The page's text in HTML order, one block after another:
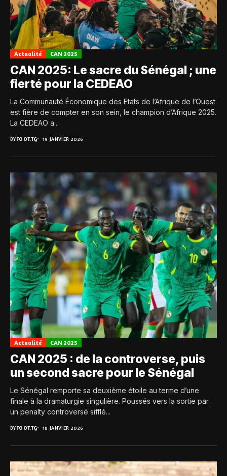
Actualité CAN 2025
CAN 2025: Le sacre du Sénégal ; une
fierté pour la CEDEAO
La Communauté Économique des Etats de l’Afrique de l’Ouest
est fière de compter en son sein, le champion d’Afrique 2025.
La CEDEAO a...
BYFOOT.TG 19 JANVIER 2026
Actualité CAN 2025
CAN 2025 : de la controverse, puis
un second sacre pour le Sénégal
Le Sénégal remporte sa deuxième étoile au terme d’une
finale à la dramaturgie singulière. Poussés vers la sortie par
un penalty controversé sifflé...
BYFOOT.TG 18 JANVIER 2026